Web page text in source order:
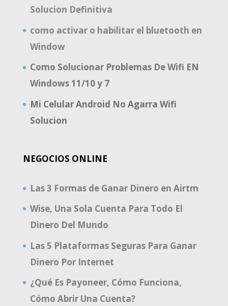
Solucion Definitiva
como activar o habilitar el bluetooth en
Window
Como Solucionar Problemas De Wifi EN
Windows 11/10 y 7
Mi Celular Android No Agarra Wifi
Solucion
NEGOCIOS ONLINE
Las 3 Formas de Ganar Dinero en Airtm
Wise, Una Sola Cuenta Para Todo El
Dinero Del Mundo
Las 5 Plataformas Seguras Para Ganar
Dinero Por Internet
¿Qué Es Payoneer, Cómo Funciona,
Cómo Abrir Una Cuenta?